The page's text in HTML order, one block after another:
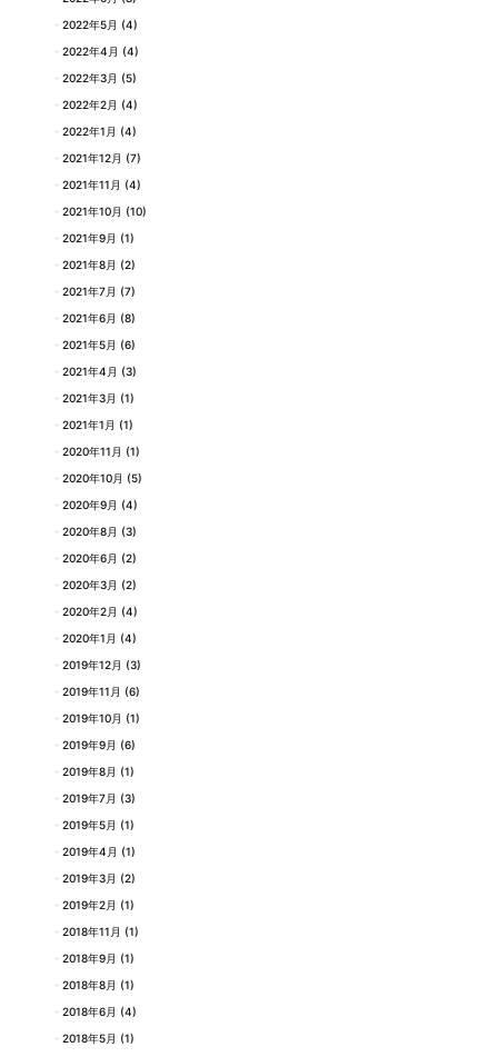
2022年5月 (4)
2022年4月 (4)
2022年3月 (5)
2022年2月 (4)
2022年1月 (4)
2021年12月 (7)
2021年11月 (4)
2021年10月 (10)
2021年9月 (1)
2021年8月 (2)
2021年7月 (7)
2021年6月 (8)
2021年5月 (6)
2021年4月 (3)
2021年3月 (1)
2021年1月 (1)
2020年11月 (1)
2020年10月 (5)
2020年9月 (4)
2020年8月 (3)
2020年6月 (2)
2020年3月 (2)
2020年2月 (4)
2020年1月 (4)
2019年12月 (3)
2019年11月 (6)
2019年10月 (1)
2019年9月 (6)
2019年8月 (1)
2019年7月 (3)
2019年5月 (1)
2019年4月 (1)
2019年3月 (2)
2019年2月 (1)
2018年11月 (1)
2018年9月 (1)
2018年8月 (1)
2018年6月 (4)
2018年5月 (1)